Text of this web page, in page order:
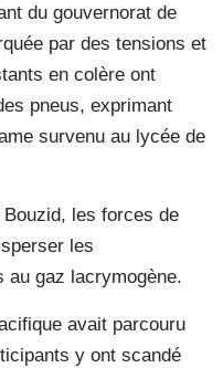
du gouvernorat de
par des tensions et
en colère ont
pneus, exprimant
survenu au lycée de
les forces de
les
au gaz lacrymogène.
avait parcouru
y ont scandé